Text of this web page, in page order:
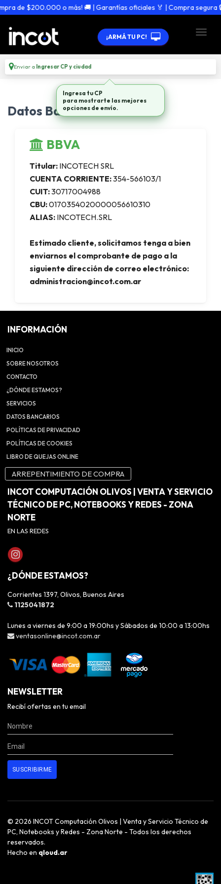
de $200.000 o más! 🚚 | Garantías oficiales 🏅 | Compra segura 🔒
¡ARMÁ TU PC!
Enviar a Ingresar CP y ciudad
Datos Bancarios
BBVA
Titular: INCOTECH SRL
CUENTA CORRIENTE:354-566103/1
CUIT:30717004988
CBU:0170354020000056610310
ALIAS: INCOTECH.SRL
Estimado cliente, solicitamos tenga a bien
enviarnos el comprobante de pago a la
siguiente dirección de correo electrónico:
administracion@incot.com.ar
INFORMACIÓN
INICIO
SOBRE NOSOTROS
CONTACTO
¿DÓNDE ESTAMOS?
SERVICIOS
DATOS BANCARIOS
POLÍTICAS DE PRIVACIDAD
POLÍTICAS DE COOKIES
LIBRO DE QUEJAS ONLINE
ARREPENTIMIENTO DE COMPRA
INCOT COMPUTACIÓN OLIVOS | VENTA Y SERVICIO
TÉCNICO DE PC, NOTEBOOKS Y REDES - ZONA
NORTE
EN LAS REDES
¿DÓNDE ESTAMOS?
Corrientes 1397, Olivos, Buenos Aires
1125041872
Lunes a viernes de 9:00 a 19:00hs y Sábados de 10:00 a 13:00hs
ventasonline@incot.com.ar
NEWSLETTER
Recibí ofertas en tu email
© 2026 INCOT Computación Olivos | Venta y Servicio Técnico de
PC, Notebooks y Redes - Zona Norte - Todos los derechos
reservados.
Hecho en qloud.ar
Ingresa tu CP
para mostrarte las mejores
opciones de envío.